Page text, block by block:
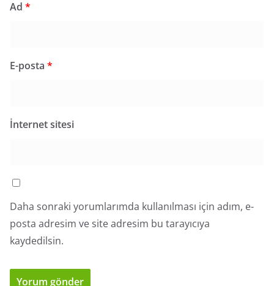
Ad *
E-posta *
İnternet sitesi
Daha sonraki yorumlarımda kullanılması için adım, e-
posta adresim ve site adresim bu tarayıcıya
kaydedilsin.